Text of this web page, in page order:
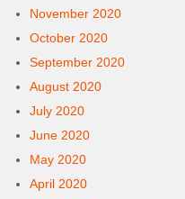
November 2020
October 2020
September 2020
August 2020
July 2020
June 2020
May 2020
April 2020